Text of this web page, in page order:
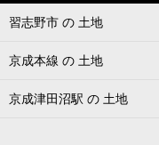
習志野市 の 土地
京成本線 の 土地
京成津田沼駅 の 土地